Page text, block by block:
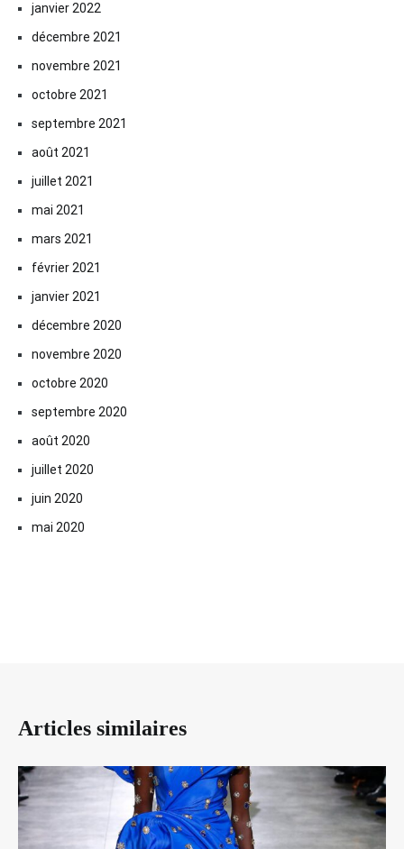
janvier 2022
décembre 2021
novembre 2021
octobre 2021
septembre 2021
août 2021
juillet 2021
mai 2021
mars 2021
février 2021
janvier 2021
décembre 2020
novembre 2020
octobre 2020
septembre 2020
août 2020
juillet 2020
juin 2020
mai 2020
Articles similaires